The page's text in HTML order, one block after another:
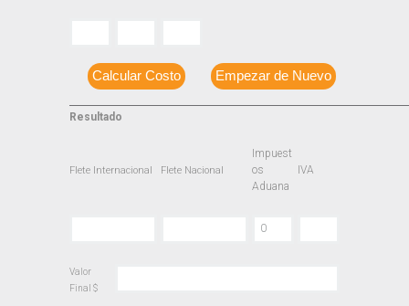
Calcular Costo Empezar de Nuevo
Resultado
Flete Internacional Flete Nacional
Impuest
os
Aduana
IVA
Valor
Final $